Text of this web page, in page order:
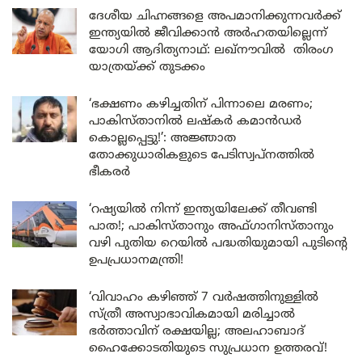
ദേശീയ ചിഹ്നങ്ങളെ അപമാനിക്കുന്നവർക്ക്
ഇന്ത്യയിൽ ജീവിക്കാൻ അർഹതയില്ലെന്ന്
യോഗി ആദിത്യനാഥ്: ലഖ്‌നൗവിൽ തിരംഗ
യാത്രയ്ക്ക് തുടക്കം
‘ഭക്ഷണം കഴിച്ചതിന് പിന്നാലെ മരണം;
പാകിസ്താനിൽ ലഷ്കർ കമാൻഡർ
കൊല്ലപ്പെട്ടു!’: അജ്ഞാത
തോക്കുധാരികളുടെ പേടിസ്വപ്നത്തിൽ
ഭീകരർ
‘റഷ്യയിൽ നിന്ന് ഇന്ത്യയിലേക്ക് തീവണ്ടി
പാത!; പാകിസ്താനും അഫ്ഗാനിസ്താനും
വഴി പുതിയ റെയിൽ പദ്ധതിയുമായി പുടിന്റെ
ഉപപ്രധാനമന്ത്രി!
‘വിവാഹം കഴിഞ്ഞ് 7 വർഷത്തിനുള്ളിൽ
സ്ത്രീ അസ്വാഭാവികമായി മരിച്ചാൽ
ഭർത്താവിന് രക്ഷയില്ല; അലഹാബാദ്
ഹൈക്കോടതിയുടെ സുപ്രധാന ഉത്തരവ്!